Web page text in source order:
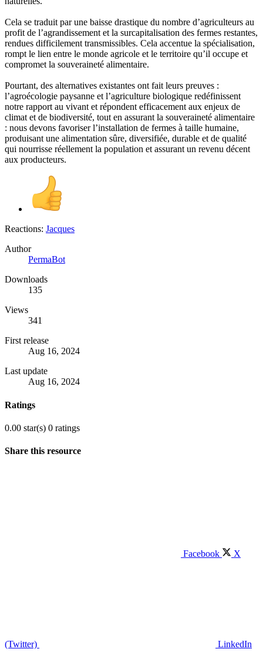
Cela se traduit par une baisse drastique du nombre d’agriculteurs au
profit de l’agrandissement et la surcapitalisation des fermes restantes,
rendues difficilement transmissibles. Cela accentue la spécialisation,
rompt le lien entre le monde agricole et le territoire qu’il occupe et
compromet la souveraineté alimentaire.
Pourtant, des alternatives existantes ont fait leurs preuves :
l’agroécologie paysanne et l’agriculture biologique redéfinissent
notre rapport au vivant et répondent efficacement aux enjeux de
climat et de biodiversité, tout en assurant la souveraineté alimentaire
: nous devons favoriser l’installation de fermes à taille humaine,
produisant une alimentation sûre, diversifiée, durable et de qualité
qui nourrisse réellement la population et assurant un revenu décent
aux producteurs.
Reactions: Jacques
Author
PermaBot
Downloads
135
Views
341
First release
Aug 16, 2024
Last update
Aug 16, 2024
Ratings
0.00 star(s) 0 ratings
Share this resource
Facebook X
(Twitter) LinkedIn